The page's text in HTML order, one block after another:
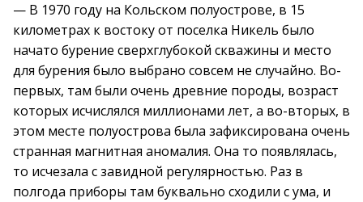
— В 1970 году на Кольском полуострове, в 15
километрах к востоку от поселка Никель было
начато бурение сверхглубокой скважины и место
для бурения было выбрано совсем не случайно. Во-
первых, там были очень древние породы, возраст
которых исчислялся миллионами лет, а во-вторых, в
этом месте полуострова была зафиксирована очень
странная магнитная аномалия. Она то появлялась,
то исчезала с завидной регулярностью. Раз в
полгода приборы там буквально сходили с ума, и